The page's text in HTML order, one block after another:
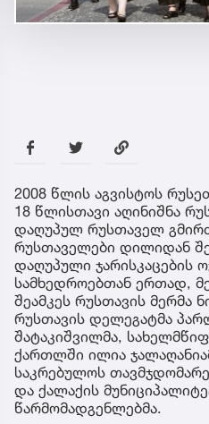
2008 წლის აგვისტოს
18 წლისთავი აღინიშნა
დაღუპულ რუსთაველ
რუსთაველები დილიდან
დაღუპული ჯარისკაცების
სამხედროებთან ერთად,
შეამკეს რუსთავის მერმა
რუსთავის დელეგატმა
შატაკიშვილმა,
ქართლში ილია
საკრებულოს
და ქალაქის
წარმომადგენლებმა.